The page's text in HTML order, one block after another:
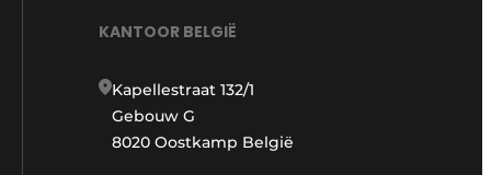
KANTOOR BELGIË
Kapellestraat 132/1
Gebouw G
8020 Oostkamp België